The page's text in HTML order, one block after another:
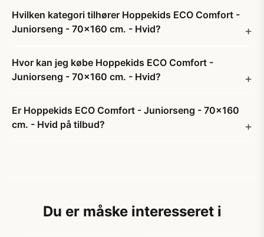
Hvilken kategori tilhører Hoppekids ECO Comfort -
Juniorseng - 70x160 cm. - Hvid?
Hvor kan jeg købe Hoppekids ECO Comfort -
Juniorseng - 70x160 cm. - Hvid?
Er Hoppekids ECO Comfort - Juniorseng - 70x160
cm. - Hvid på tilbud?
Du er måske interesseret i